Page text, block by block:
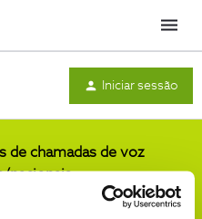
Menu
Iniciar sessão
de chamadas de voz
nacionais